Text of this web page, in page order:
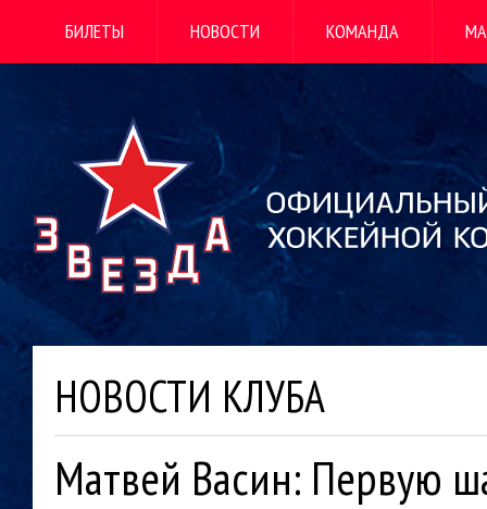
БИЛЕТЫ НОВОСТИ КОМАНДА
НОВОСТИ КЛУБА
Матвей Васин: Первую